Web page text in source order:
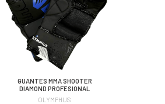
GUANTES MMA SHOOTER
DIAMOND PROFESIONAL
OLYMPHUS